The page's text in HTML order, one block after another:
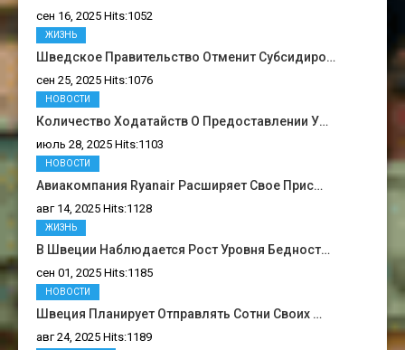
сен 16, 2025 Hits:1052
Шведское Правительство Отменит Субсидиро…
сен 25, 2025 Hits:1076
ЖИЗНЬ
Количество Ходатайств О Предоставлении У…
июль 28, 2025 Hits:1103
НОВОСТИ
Авиакомпания Ryanair Расширяет Свое Прис…
авг 14, 2025 Hits:1128
НОВОСТИ
В Швеции Наблюдается Рост Уровня Бедност…
сен 01, 2025 Hits:1185
ЖИЗНЬ
Швеция Планирует Отправлять Сотни Своих …
авг 24, 2025 Hits:1189
НОВОСТИ